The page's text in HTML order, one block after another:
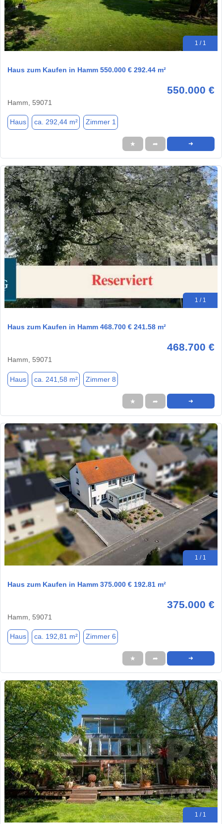
1 / 1
Haus zum Kaufen in Hamm 550.000 € 292.44 m²
550.000 €
Hamm, 59071
Haus ca. 292,44 m² Zimmer 1
★ ➦ ➜
1 / 1
Haus zum Kaufen in Hamm 468.700 € 241.58 m²
468.700 €
Hamm, 59071
Haus ca. 241,58 m² Zimmer 8
★ ➦ ➜
1 / 1
Haus zum Kaufen in Hamm 375.000 € 192.81 m²
375.000 €
Hamm, 59071
Haus ca. 192,81 m² Zimmer 6
★ ➦ ➜
1 / 1